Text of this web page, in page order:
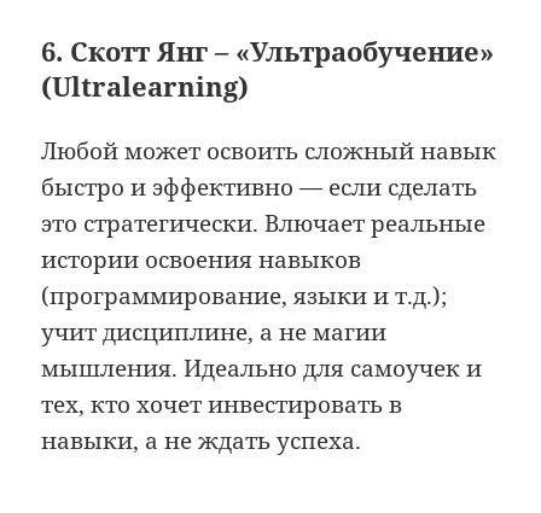
6. Скотт Янг – «Ультраобучение»
(Ultralearning)
Любой может освоить сложный навык
быстро и эффективно — если сделать
это стратегически. Влючает реальные
истории освоения навыков
(программирование, языки и т.д.);
учит дисциплине, а не магии
мышления. Идеально для самоучек и
тех, кто хочет инвестировать в
навыки, а не ждать успеха.